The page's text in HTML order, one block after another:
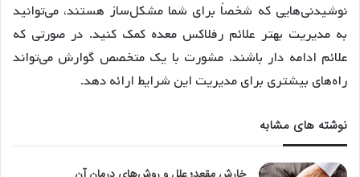
نوشیدنی‌هایی که شخصاً برای شما مشکل‌ساز هستند، می‌توانید
به مدیریت بهتر علائم رفلاکس معده کمک کنید. در صورتی که
علائم ادامه دار باشند، مشورت با یک متخصص گوارش می‌تواند
راه‌های بیشتری برای مدیریت این شرایط ارائه دهد.
نوشته های مشابه